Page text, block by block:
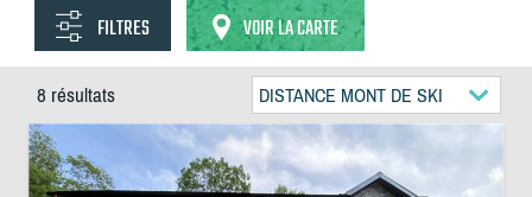
FILTRES VOIR LA CARTE
8 résultats DISTANCE MONT DE SKI